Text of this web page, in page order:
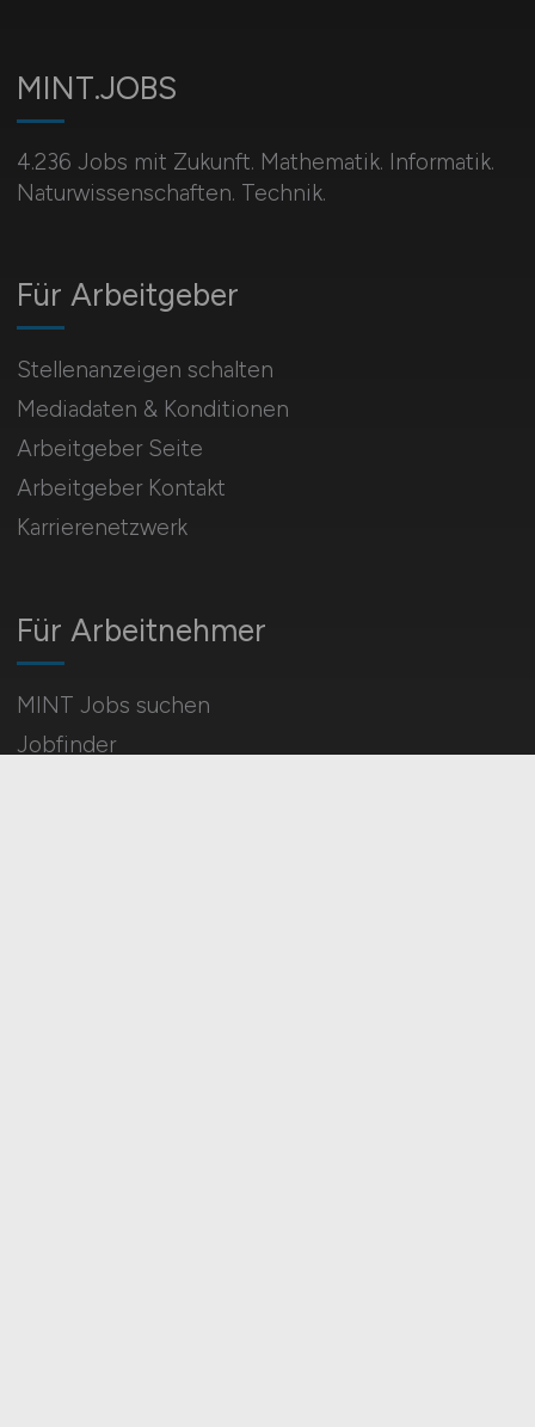
MINT.JOBS
4.236 Jobs mit Zukunft. Mathematik. Informatik.
Naturwissenschaften. Technik.
Für Arbeitnehmer
MINT Jobs suchen
Jobfinder
Für Arbeitgeber
Stellenanzeigen schalten
Mediadaten & Konditionen
Arbeitgeber Seite
Arbeitgeber Kontakt
Karrierenetzwerk